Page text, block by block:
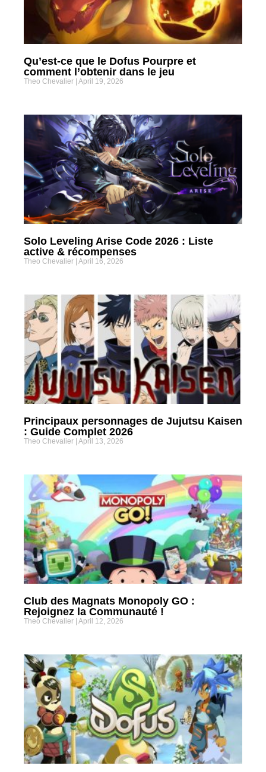
Qu’est-ce que le Dofus Pourpre et
comment l’obtenir dans le jeu
Theo Chevalier April 19, 2026
Solo Leveling Arise Code 2026 : Liste
active & récompenses
Theo Chevalier April 16, 2026
Principaux personnages de Jujutsu Kaisen
: Guide Complet 2026
Theo Chevalier April 13, 2026
Club des Magnats Monopoly GO :
Rejoignez la Communauté !
Theo Chevalier April 12, 2026